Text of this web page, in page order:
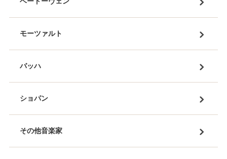
モーツァルト
バッハ
ショパン
その他音楽家